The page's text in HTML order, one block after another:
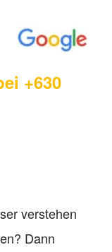
+630
verstehen
Dann